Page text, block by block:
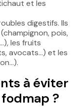
et les
digestifs. Ils
pois,
les fruits
avocats…) et les
à éviter
?